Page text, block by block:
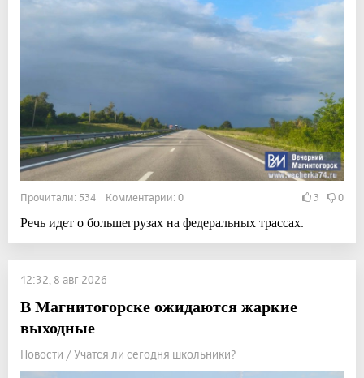
Прочитали: 534 Комментарии: 0 3 0
Речь идет о большегрузах на федеральных трассах.
12:32, 8 авг 2026
В Магнитогорске ожидаются жаркие
выходные
Новости / Учатся ли сегодня школьники?